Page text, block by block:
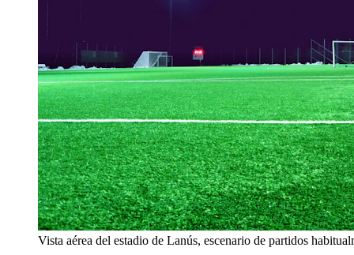
Vista aérea del estadio de Lanús, escenario de partidos